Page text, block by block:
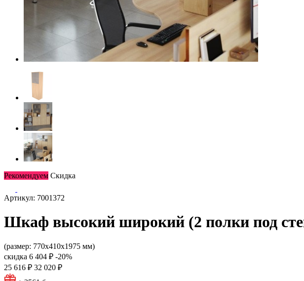
Рекомендуем Скидка
Артикул: 7001372
Шкаф высокий широкий (2 полки под
(размер: 770х410х1975 мм)
скидка 6 404 ₽ -20%
25 616 ₽ 32 020 ₽